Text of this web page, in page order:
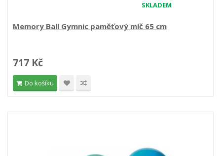
SKLADEM
Memory Ball Gymnic paměťový míč 65 cm
717 Kč
Do košíku